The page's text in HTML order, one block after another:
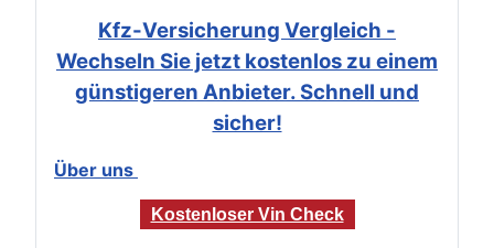
Kfz-Versicherung Vergleich -
Wechseln Sie jetzt kostenlos zu einem
günstigeren Anbieter. Schnell und
sicher!
Über uns
Kostenloser Vin Check